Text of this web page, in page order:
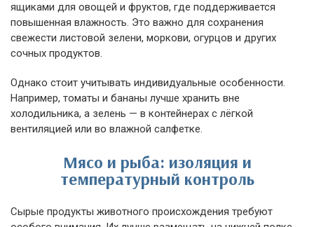
ящиками для овощей и фруктов, где поддерживается
повышенная влажность. Это важно для сохранения
свежести листовой зелени, моркови, огурцов и других
сочных продуктов.
Однако стоит учитывать индивидуальные особенности.
Например, томаты и бананы лучше хранить вне
холодильника, а зелень — в контейнерах с лёгкой
вентиляцией или во влажной салфетке.
Мясо и рыба: изоляция и
температурный контроль
Сырые продукты животного происхождения требуют